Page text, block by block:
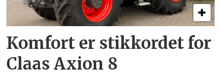
Komfort er stikkordet for
Claas Axion 8